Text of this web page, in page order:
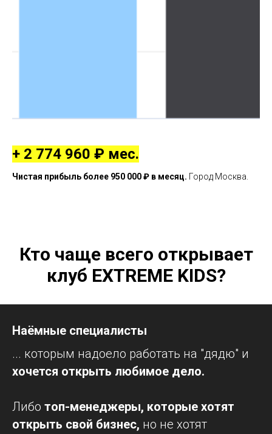
+ 2 774 960 ₽ мес.
Чистая прибыль более 950 000 ₽ в месяц. Город Москва.
Кто чаще всего открывает
клуб EXTREME KIDS?
Наёмные специалисты
... которым надоело работать на "дядю" и
хочется открыть любимое дело.
Либо топ-менеджеры, которые хотят
открыть свой бизнес, но не хотят